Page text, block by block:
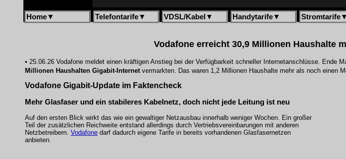
Home▼ Telefontarife▼ VDSL/Kabel ▼ Handytarife▼ Stromtarife▼
Vodafone erreicht 30,9 Millionen Haushalte
• 25.06.26 Vodafone meldet einen kräftigen Anstieg bei der Verfügbarkeit schneller Internetanschlüsse. Ende
Millionen Haushalten Gigabit-Internetvermarkten. Das waren 1,2 Millionen Haushalte mehr als noch einen
Vodafone Gigabit-Update im Faktencheck
Mehr Glasfaser und ein stabileres Kabelnetz, doch nicht jede Leitung ist neu
Auf den ersten Blick wirkt das wie ein gewaltiger Netzausbau innerhalb weniger Wochen. Ein großer
Teil der zusätzlichen Reichweite entstand allerdings durch Vertriebsvereinbarungen mit anderen
Netzbetreibern. Vodafone darf dadurch eigene Tarife in bereits vorhandenen Glasfasernetzen
anbieten.